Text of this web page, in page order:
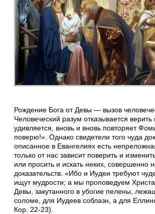
Рождение Бога от Девы — вызов
Человеческий разум отказывается верить
удивляется, вновь и вновь повторяет
поверю!». Однако свидетели того чуда
описанное в Евангелиях есть
только от нас зависит поверить и
или просить и искать неких, совершенно
доказательств. «Ибо и Иудеи требуют
ищут мудрости; а мы проповедуем
Девы, закутанного в убогие пелены,
соломе, для Иудеев соблазн, а для
Кор. 22-23).